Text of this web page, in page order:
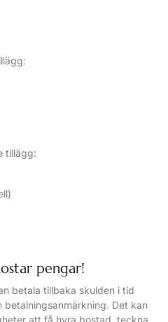
tillägg:
pengar!
betala tillbaka skulden i tid
betalningsanmärkning. Det kan
att få hyra bostad, teckna